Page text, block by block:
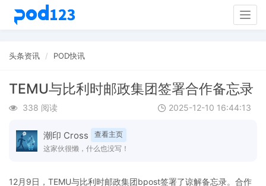
头条资讯 POD快讯
TEMU与比利时邮政集团签署合作备忘录
338 阅读 2025-12-10 16:44:13
潮印 Cross
查看主页
这家伙很懒，什么也没写！
12月9日，TEMU与比利时邮政集团bpost签署了谅解备忘录。合作